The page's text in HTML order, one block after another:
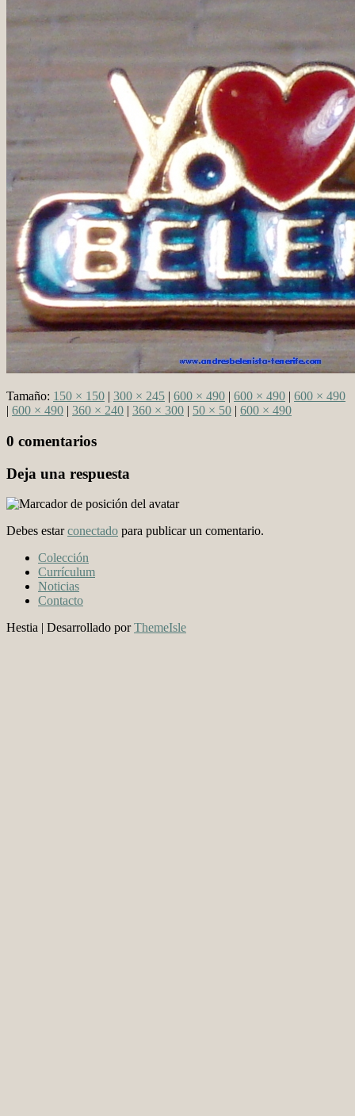
Tamaño: 150 × 150 | 300 × 245 | 600 × 490 | 600 × 490 | 600 × 490
| 600 × 490 | 360 × 240 | 360 × 300 | 50 × 50 | 600 × 490
0 comentarios
Deja una respuesta
Debes estarconectado para publicar un comentario.
Colección
Currículum
Noticias
Contacto
Hestia | Desarrollado porThemeIsle